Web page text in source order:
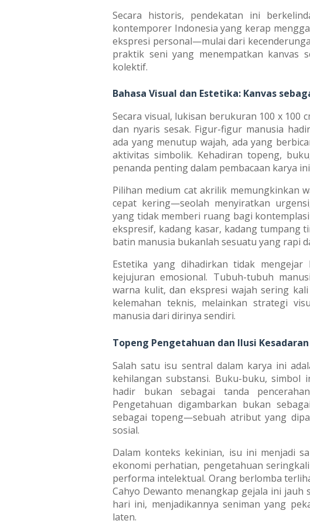
Secara historis, pendekatan ini
kontemporer Indonesia yang kerap
ekspresi personal—mulai dari
praktik seni yang menempatkan kanvas
kolektif.
Bahasa Visual dan Estetika: Kanvas
Secara visual, lukisan berukuran 100 x 100
dan nyaris sesak. Figur-figur manusia
ada yang menutup wajah, ada yang
aktivitas simbolik. Kehadiran topeng,
penanda penting dalam pembacaan karya
Pilihan medium cat akrilik memungkinkan
cepat kering—seolah menyiratkan
yang tidak memberi ruang bagi
ekspresif, kadang kasar, kadang tumpang
batin manusia bukanlah sesuatu yang rapi
Estetika yang dihadirkan tidak mengejar
kejujuran emosional. Tubuh-tubuh
warna kulit, dan ekspresi wajah sering
kelemahan teknis, melainkan strategi
manusia dari dirinya sendiri.
Topeng Pengetahuan dan Ilusi Kesadaran
Salah satu isu sentral dalam karya ini
kehilangan substansi. Buku-buku,
hadir bukan sebagai tanda
Pengetahuan digambarkan bukan
sebagai topeng—sebuah atribut yang
sosial.
Dalam konteks kekinian, isu ini menjadi
ekonomi perhatian, pengetahuan
performa intelektual. Orang berlomba
Cahyo Dewanto menangkap gejala ini jauh
hari ini, menjadikannya seniman yang
laten.